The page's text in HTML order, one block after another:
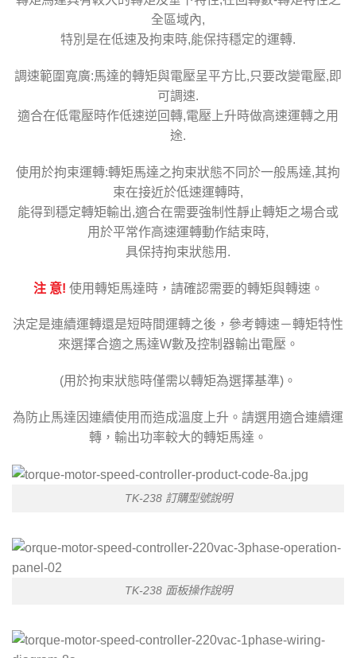
全區域內,
特別是在低速及拘束時,能保持穩定的運轉.
調速範圍寬廣:馬達的轉矩與電壓呈平方比,只要改變電壓,即
可調速.
適合在低電壓時作低速逆回轉,電壓上升時做高速運轉之用
途.
使用於拘束運轉:轉矩馬達之拘束狀態不同於一般馬達,其拘
束在接近於低速運轉時,
能得到穩定轉矩輸出,適合在需要強制性靜止轉矩之場合或
用於平常作高速運轉動作結束時,
具保持拘束狀態用.
注 意! 使用轉矩馬達時，請確認需要的轉矩與轉速。
決定是連續運轉還是短時間運轉之後，參考轉速－轉矩特性
來選擇合適之馬達W數及控制器輸出電壓。
(用於拘束狀態時僅需以轉矩為選擇基準)。
為防止馬達因連續使用而造成溫度上升。請選用適合連續運
轉，輸出功率較大的轉矩馬達。
TK-238 訂購型號說明
TK-238 面板操作說明